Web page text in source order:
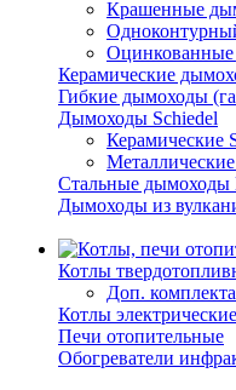
Крашенные
Керамические
Гибкие дымоходы
Дымоходы Schiedel
Керамические
Стальные дымоходы
Дымоходы из
Котлы
Доп.
Котлы электрические
Печи отопительные
Обогреватели